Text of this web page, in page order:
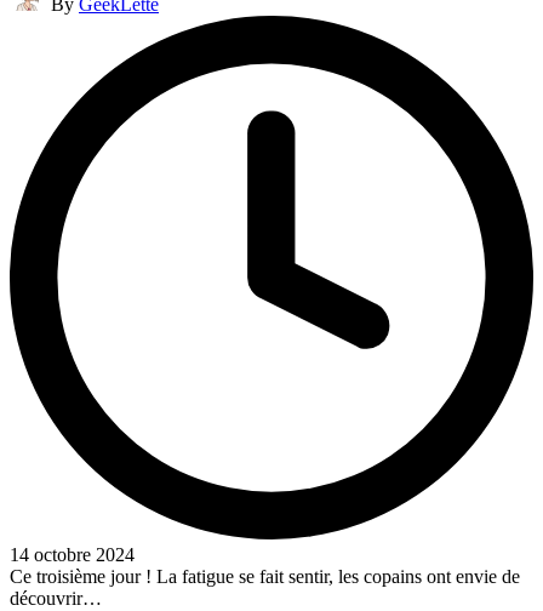
by
By GeekLette
14 octobre 2024
Ce troisième jour ! La fatigue se fait sentir, les copains ont envie de
découvrir…